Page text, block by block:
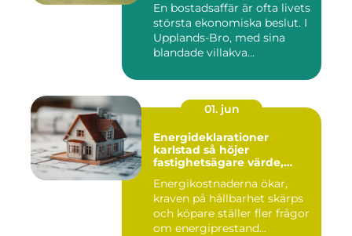
En bostadsaffär är ofta livets
största ekonomiska beslut. I
Upplands-Bro, med sina
blandade villakva...
01. jun
Energideklarationer
karlstad så höjer
fastighetsägare värde,
Energikostnaderna ökar,
kraven på hållbarhet skärps
och köpare ställer fler frågor
om energiprestand...